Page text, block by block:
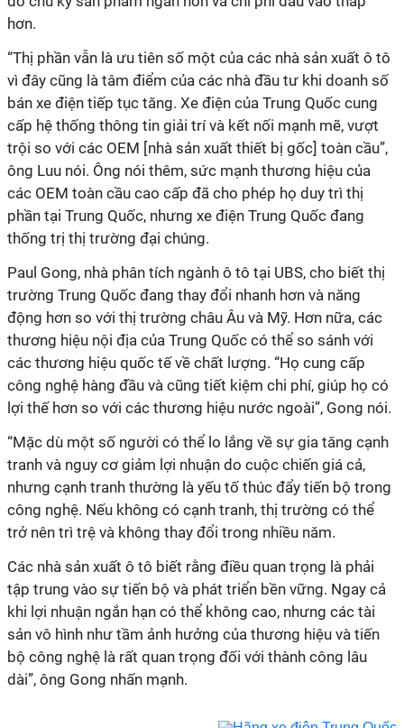
hơn.
“Thị phần vẫn là ưu tiên số một của các nhà sản xuất ô tô
vì đây cũng là tâm điểm của các nhà đầu tư khi doanh số
bán xe điện tiếp tục tăng. Xe điện của Trung Quốc cung
cấp hệ thống thông tin giải trí và kết nối mạnh mẽ, vượt
trội so với các OEM [nhà sản xuất thiết bị gốc] toàn cầu”,
ông Luu nói. Ông nói thêm, sức mạnh thương hiệu của
các OEM toàn cầu cao cấp đã cho phép họ duy trì thị
phần tại Trung Quốc, nhưng xe điện Trung Quốc đang
thống trị thị trường đại chúng.
Paul Gong, nhà phân tích ngành ô tô tại UBS, cho biết thị
trường Trung Quốc đang thay đổi nhanh hơn và năng
động hơn so với thị trường châu Âu và Mỹ. Hơn nữa, các
thương hiệu nội địa của Trung Quốc có thể so sánh với
các thương hiệu quốc tế về chất lượng. “Họ cung cấp
công nghệ hàng đầu và cũng tiết kiệm chi phí, giúp họ có
lợi thế hơn so với các thương hiệu nước ngoài”, Gong nói.
“Mặc dù một số người có thể lo lắng về sự gia tăng cạnh
tranh và nguy cơ giảm lợi nhuận do cuộc chiến giá cả,
nhưng cạnh tranh thường là yếu tố thúc đẩy tiến bộ trong
công nghệ. Nếu không có cạnh tranh, thị trường có thể
trở nên trì trệ và không thay đổi trong nhiều năm.
Các nhà sản xuất ô tô biết rằng điều quan trọng là phải
tập trung vào sự tiến bộ và phát triển bền vững. Ngay cả
khi lợi nhuận ngắn hạn có thể không cao, nhưng các tài
sản vô hình như tầm ảnh hưởng của thương hiệu và tiến
bộ công nghệ là rất quan trọng đối với thành công lâu
dài”, ông Gong nhấn mạnh.